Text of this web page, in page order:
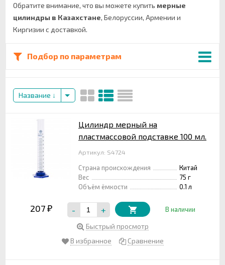
Обратите внимание, что вы можете купить мерные
цилиндры в Казахстане, Белоруссии, Армении и
Киргизии с доставкой.
Подбор по параметрам
Название
Цилиндр мерный на
пластмассовой подставке 100 мл.
Артикул: S4724
Страна происхождения
Китай
Вес
75 г
Объём ёмкости
0.1 л
207 ₽ - + В наличии
Быстрый просмотр
В избранное
Сравнение